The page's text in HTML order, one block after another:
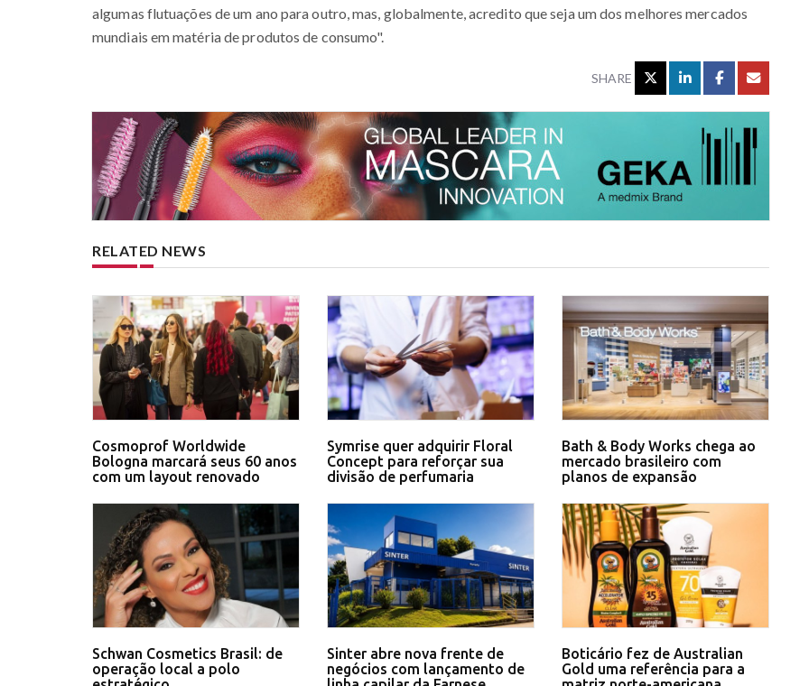
algumas flutuações de um ano para outro, mas, globalmente, acredito que seja um dos melhores mercados
mundiais em matéria de produtos de consumo".
SHARE
RELATED NEWS
Cosmoprof Worldwide
Bologna marcará seus 60 anos
com um layout renovado
Symrise quer adquirir Floral
Concept para reforçar sua
divisão de perfumaria
Bath & Body Works chega ao
mercado brasileiro com
planos de expansão
Schwan Cosmetics Brasil: de
operação local a polo
Sinter abre nova frente de
negócios com lançamento de
Boticário fez de Australian
Gold uma referência para a